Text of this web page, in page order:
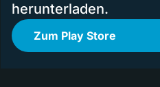
herunterladen.
Zum Play Store